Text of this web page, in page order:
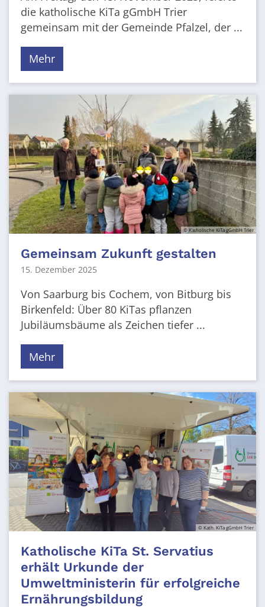
die katholische KiTa gGmbH Trier
gemeinsam mit der Gemeinde Pfalzel, der ...
Mehr
© Katholische KiTa gGmbH Trier
Gemeinsam Zukunft gestalten
15. Dezember 2025
Von Saarburg bis Cochem, von Bitburg bis
Birkenfeld: Über 80 KiTas pflanzen
Jubiläumsbäume als Zeichen tiefer ...
Mehr
© Kath. KiTa gGmbH Trier
Katholische KiTa St. Servatius
erhält Urkunde der
Umweltministerin für erfolgreiche
Ernährungsbildung